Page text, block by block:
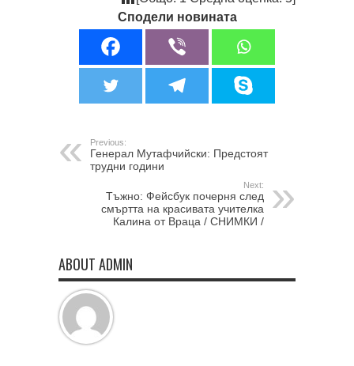
Сподели новината
Previous:
Генерал Мутафчийски: Предстоят
трудни години
Next:
Тъжно: Фейсбук почерня след
смъртта на красивата учителка
Калина от Враца / СНИМКИ /
ABOUT ADMIN